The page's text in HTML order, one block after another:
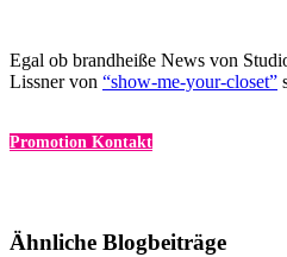
Egal ob brandheiße News von
Lissner von “show-me-your-closet”
Promotion Kontakt
Ähnliche Blogbeiträge